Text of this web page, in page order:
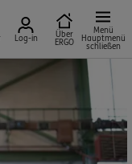
Log-in
Über
ERGO
Menü
Hauptmenü
schließen